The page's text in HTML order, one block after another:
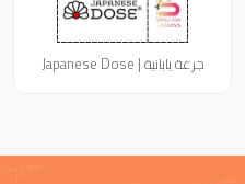
جرعة يابانية | Japanese Dose